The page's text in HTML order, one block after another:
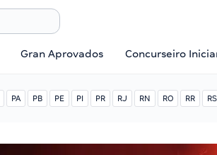
Gran Aprovados Concurseiro
PA PB PE PI PR RJ RN RO RR RS